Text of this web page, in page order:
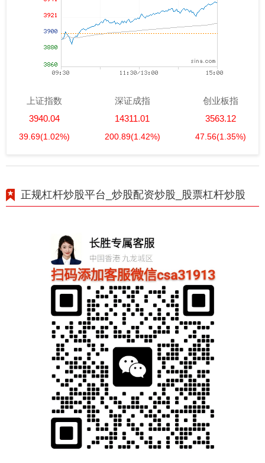
上证指数
3940.04
39.69(1.02%)
深证成指
14311.01
200.89(1.42%)
创业板指
3563.12
47.56(1.35%)
正规杠杆炒股平台_炒股配资炒股_股票杠杆炒股